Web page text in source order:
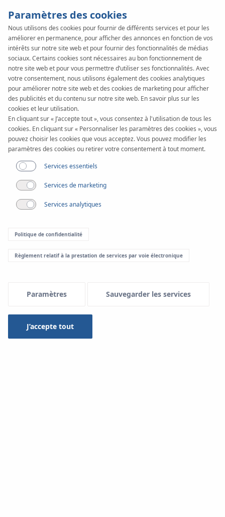
Paramètres des cookies
Nous utilisons des cookies pour fournir de différents services et pour les
améliorer en permanence, pour afficher des annonces en fonction de vos
intérêts sur notre site web et pour fournir des fonctionnalités de médias
sociaux. Certains cookies sont nécessaires au bon fonctionnement de
notre site web et pour vous permettre d’utiliser ses fonctionnalités. Avec
votre consentement, nous utilisons également des cookies analytiques
pour améliorer notre site web et des cookies de marketing pour afficher
des publicités et du contenu sur notre site web. En savoir plus sur les
cookies et leur utilisation.
En cliquant sur « J’accepte tout », vous consentez à l'utilisation de tous les
cookies. En cliquant sur « Personnaliser les paramètres des cookies », vous
pouvez choisir les cookies que vous acceptez. Vous pouvez modifier les
paramètres des cookies ou retirer votre consentement à tout moment.
Services essentiels
Services de marketing
Services analytiques
Politique de confidentialité
Règlement relatif à la prestation de services par voie électronique
Paramètres Sauvegarder les services
J’accepte tout